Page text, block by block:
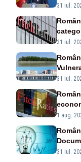
a
31 iul.
31 iul.
pericol
31 iul.
„BBB-
1 aug.
31 iul.